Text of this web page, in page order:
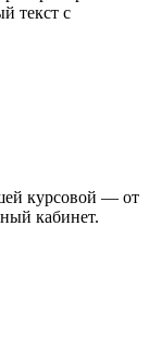
текст с
курсовой — от
кабинет.